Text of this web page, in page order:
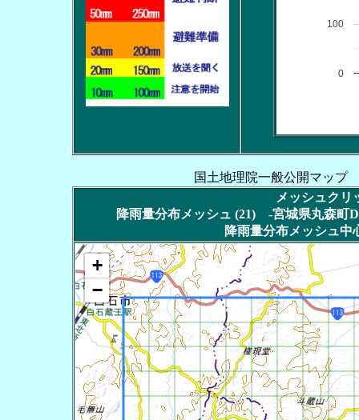
0
100
国土地理院一般公開マップ
メッシュクリ
降雨量分布メッシュ (21) -宮城県丸森
降雨量分布メッシュ
+
−